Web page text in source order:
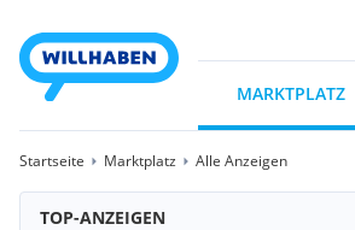
MARKTPLATZ
Startseite Marktplatz Alle Anzeigen
TOP-ANZEIGEN